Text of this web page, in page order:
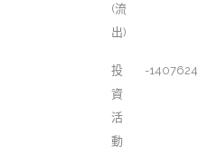
(流
出)
投
資
活
動
-1407624